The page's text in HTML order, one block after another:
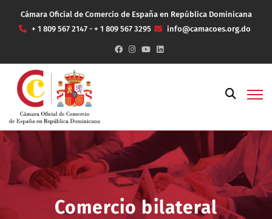
Cámara Oficial de Comercio de España en República Dominicana
+ 1 809 567 2147 - + 1 809 567 3295
info@camacoes.org.do
Comercio bilateral